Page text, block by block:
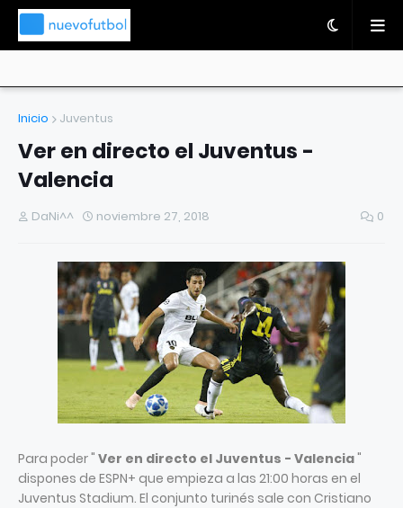
Inicio Juventus
Ver en directo el Juventus -
Valencia
DaNi^^ noviembre 27, 2018 0
Para poder " Ver en directo el Juventus - Valencia"
dispones de ESPN+ que empieza a las 21:00 horas en el
Juventus Stadium. El conjunto turinés sale con Cristiano